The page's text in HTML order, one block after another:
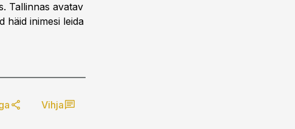
Tallinnas avatav
häid inimesi leida
Vihja